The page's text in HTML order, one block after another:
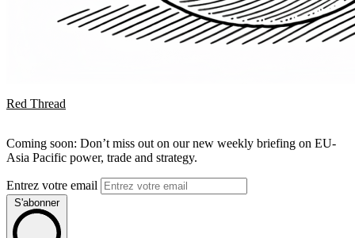
Red Thread
Coming soon: Don’t miss out on our new weekly briefing on EU-
Asia Pacific power, trade and strategy.
Entrez votre email
S'abonner